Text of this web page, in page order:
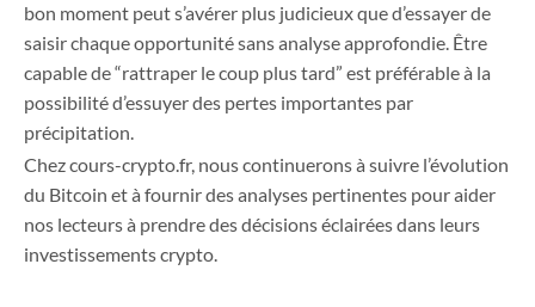
bon moment peut s’avérer plus judicieux que d’essayer de
saisir chaque opportunité sans analyse approfondie. Être
capable de “rattraper le coup plus tard” est préférable à la
possibilité d’essuyer des pertes importantes par
précipitation.
Chez cours-crypto.fr, nous continuerons à suivre l’évolution
du Bitcoin et à fournir des analyses pertinentes pour aider
nos lecteurs à prendre des décisions éclairées dans leurs
investissements crypto.